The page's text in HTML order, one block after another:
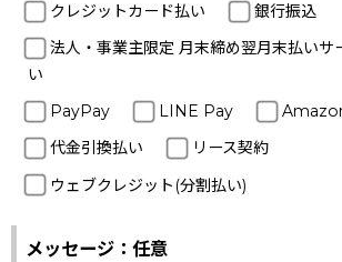
クレジットカード払い
銀行振込
法人・事業主限定 月末締め翌月末払い
い
PayPay
LINE Pay
代金引換払い
リース契約
ウェブクレジット(分割払い)
メッセージ：任意